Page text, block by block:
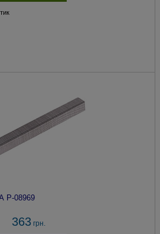
P-08969
363грн.